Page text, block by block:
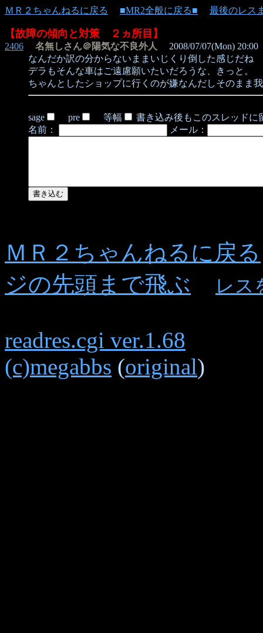
ＭＲ２ちゃんねるに戻る ■MR2全般に戻る■ 最後のレス
【故障の傾向と対策 ２ヵ所目】
2406 名無しさん＠陽気な不良外人
2008/07/07(Mon) 20:00
なんだか訳の分からないままいじくり倒した感じだね
デラもそんな車はご遠慮願いたいだろうな、きっと。
ちゃんとしたショップに行くのが嫌なんだしそのまま
sage pre 等幅
書き込み後もこのスレッドに
名前：
メール：
ＭＲ２ちゃんねるに戻る
ジの先頭まで飛ぶ
レス
readres.cgi ver.1.68
(c)megabbs (original)